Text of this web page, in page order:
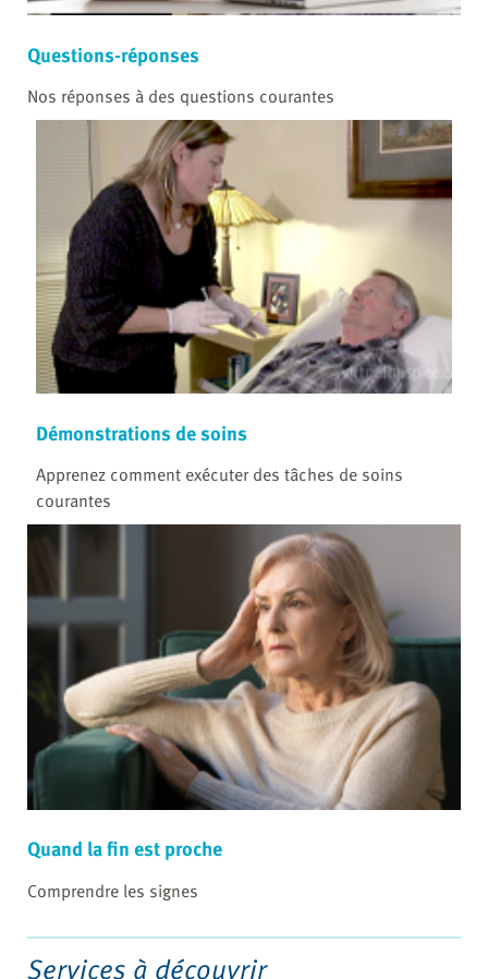
Questions-réponses
Nos réponses à des questions courantes
Démonstrations de soins
Apprenez comment exécuter des tâches de soins
courantes
Quand la fin est proche
Comprendre les signes
Services à découvrir